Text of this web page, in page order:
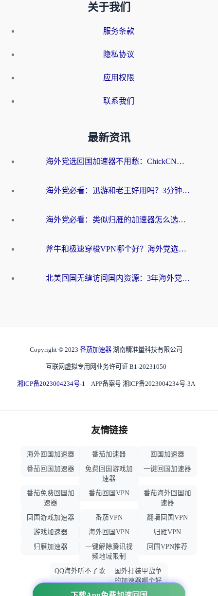
关于我们
服务条款
隐私协议
应用权限
联系我们
最新资讯
海外党选回国加速器不用愁：ChickCN和洞见哪个好？一篇搞定所有疑问
海外党必看：迅游和老王好用吗？3分钟选对加速国内网络的加速器
海外党必看：类似归雁的加速器怎么选？一篇搞定无缝访问国内资源
斧牛和极速穿梭VPN哪个好？海外党选回国加速器必看的真实对比与避坑指南
北美回国无缝访问国内资源：3年海外党亲测的加速器选择指南
Copyright © 2023 番茄加速器 湖南精准量科技有限公司
互联网虚拟专用网业务许可证 B1-20231050
湘ICP备2023004234号-1 APP备案号 湘ICP备2023004234号-3A
友情链接
海外回国加速器 番茄加速器
回国加速器
番茄回国加速器
免费回国游戏加
速器
一键回国加速器
番茄免费回国加
速器
番茄回国VPN
番茄海外回国加
速器
回国游戏加速器
番茄VPN
翻墙回国VPN
游戏加速器
海外回国VPN
归雁VPN
归雁加速器
一键解除腾讯视
频地域限制
回国VPN推荐
QQ海外听不了歌
国外打装甲战争
的加速器哪个好
用